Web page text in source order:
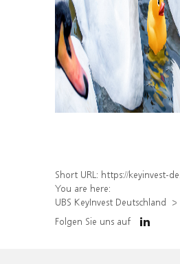
Short URL: https://keyinvest-de.ubs.com/produkt/
You are here:
UBS KeyInvest Deutschland
Folgen Sie uns auf